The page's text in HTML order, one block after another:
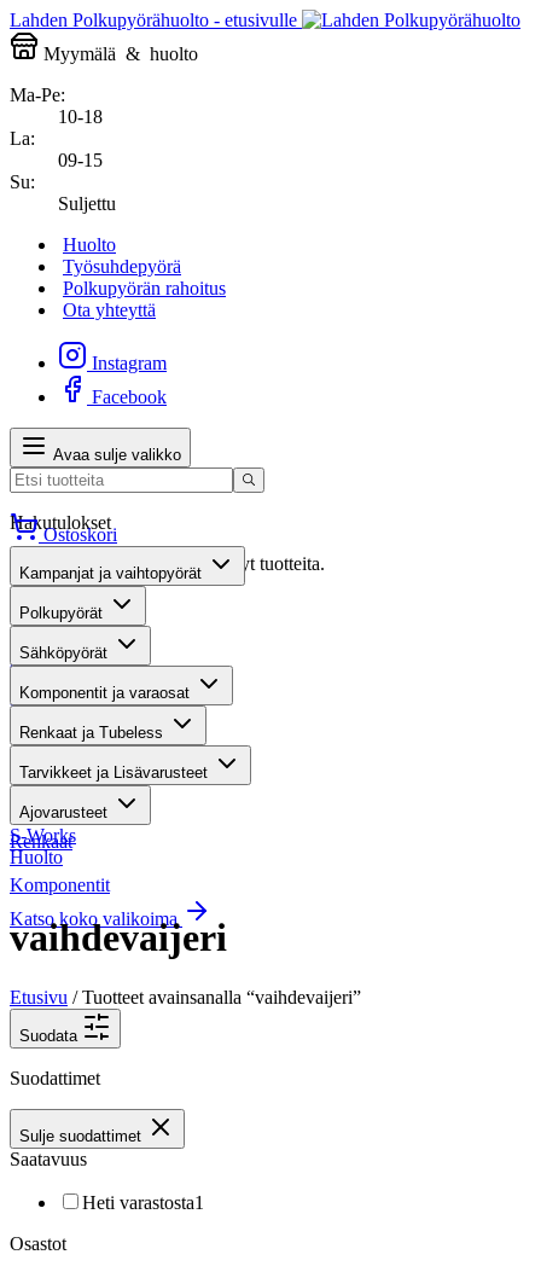
Lahden Polkupyörähuolto - etusivulle
Myymälä & huolto
Ma-Pe:
10-18
La:
09-15
Su:
Suljettu
Huolto
Työsuhdepyörä
Polkupyörän rahoitus
Ota yhteyttä
Instagram
Facebook
Avaa sulje valikko
Hakutulokset
Valitettavasti haullasi ei löytynyt tuotteita.
Suositut osastot
Gravel-pyörät
Maastosähköpyörät
Kaupunkisähköpyörät
Renkaat
Komponentit
Katso koko valikoima
Ostoskori
Kampanjat ja vaihtopyörät
Polkupyörät
Sähköpyörät
Komponentit ja varaosat
Renkaat ja Tubeless
Tarvikkeet ja Lisävarusteet
Ajovarusteet
S-Works
Huolto
vaihdevaijeri
Etusivu / Tuotteet avainsanalla “vaihdevaijeri”
Suodata
Suodattimet
Sulje suodattimet
Saatavuus
Heti varastosta1
Osastot